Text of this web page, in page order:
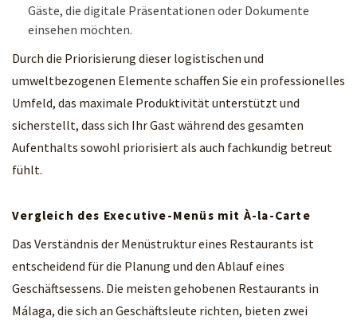
Gäste, die digitale Präsentationen oder Dokumente
einsehen möchten.
Durch die Priorisierung dieser logistischen und
umweltbezogenen Elemente schaffen Sie ein professionelles
Umfeld, das maximale Produktivität unterstützt und
sicherstellt, dass sich Ihr Gast während des gesamten
Aufenthalts sowohl priorisiert als auch fachkundig betreut
fühlt.
Vergleich des Executive-Menüs mit À-la-Carte
Das Verständnis der Menüstruktur eines Restaurants ist
entscheidend für die Planung und den Ablauf eines
Geschäftsessens. Die meisten gehobenen Restaurants in
Málaga, die sich an Geschäftsleute richten, bieten zwei